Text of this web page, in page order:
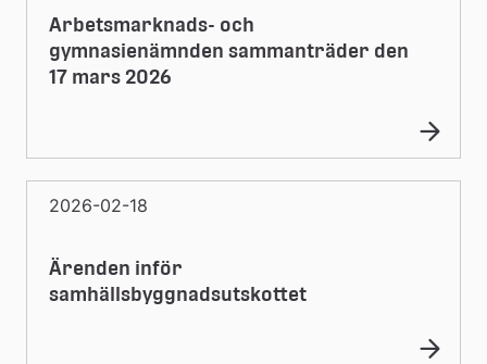
Arbetsmarknads- och
gymnasienämnden sammanträder den
17 mars 2026
2026-02-18
Ärenden inför
samhällsbyggnadsutskottet